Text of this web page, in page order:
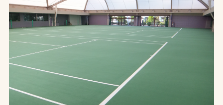
お問合せ
お取引先の皆様へ
プライバシーポリシー
ソーシャルメディアポリシー